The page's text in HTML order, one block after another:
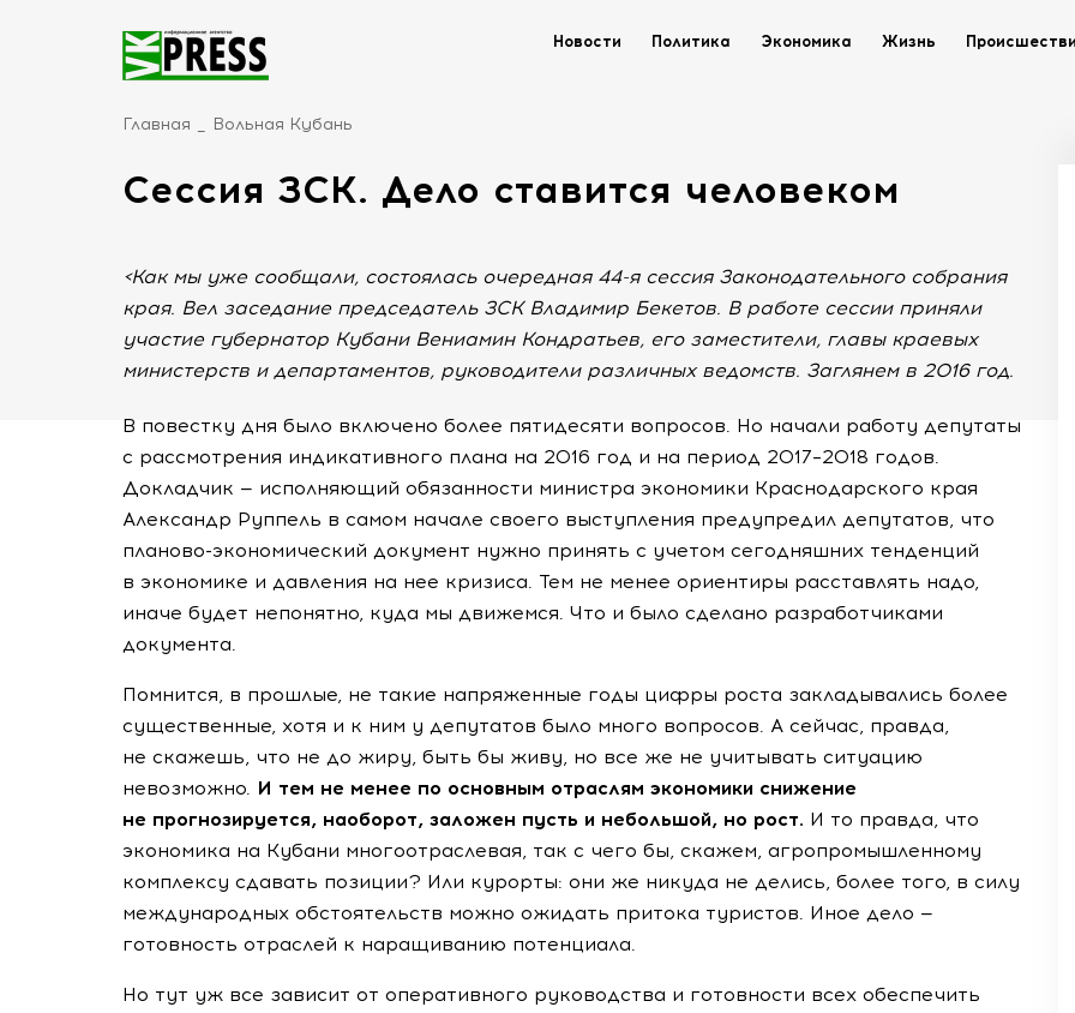
Новости Политика Экономика Жизнь
Главная Вольная Кубань
Сессия ЗСК. Дело ставится человеком
<Как мы уже сообщали, состоялась очередная 44-я сессия Законодательного собрания
края. Вел заседание председатель ЗСК Владимир Бекетов. В работе сессии приняли
участие губернатор Кубани Вениамин Кондратьев, его заместители, главы краевых
министерств и департаментов, руководители различных ведомств. Заглянем в 2016 год.
В повестку дня было включено более пятидесяти вопросов. Но начали работу депутаты
с рассмотрения индикативного плана на 2016 год и на период 2017–2018 годов.
Докладчик — исполняющий обязанности министра экономики Краснодарского края
Александр Руппель в самом начале своего выступления предупредил депутатов, что
планово-экономический документ нужно принять с учетом сегодняшних тенденций
в экономике и давления на нее кризиса. Тем не менее ориентиры расставлять надо,
иначе будет непонятно, куда мы движемся. Что и было сделано разработчиками
документа.
Помнится, в прошлые, не такие напряженные годы цифры роста закладывались более
существенные, хотя и к ним у депутатов было много вопросов. А сейчас, правда,
не скажешь, что не до жиру, быть бы живу, но все же не учитывать ситуацию
невозможно. И тем не менее по основным отраслям экономики снижение
не прогнозируется, наоборот, заложен пусть и небольшой, но рост. И то правда, что
экономика на Кубани многоотраслевая, так с чего бы, скажем, агропромышленному
комплексу сдавать позиции? Или курорты: они же никуда не делись, более того, в силу
международных обстоятельств можно ожидать притока туристов. Иное дело —
готовность отраслей к наращиванию потенциала.
Но тут уж все зависит от оперативного руководства и готовности всех обеспечить